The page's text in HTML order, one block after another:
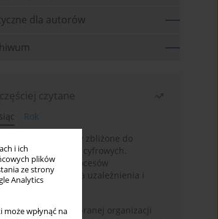
i ich
plików
ze strony
Analytics
wpłynąć na
dla autorów
czytane
Rok
boxy – mechanizmy zbliżone do
ukryte w grach cyfrowych.
przegląd procesów
ryzyka uzależnienia i
prawnych
wsparcia wybranej organizacji